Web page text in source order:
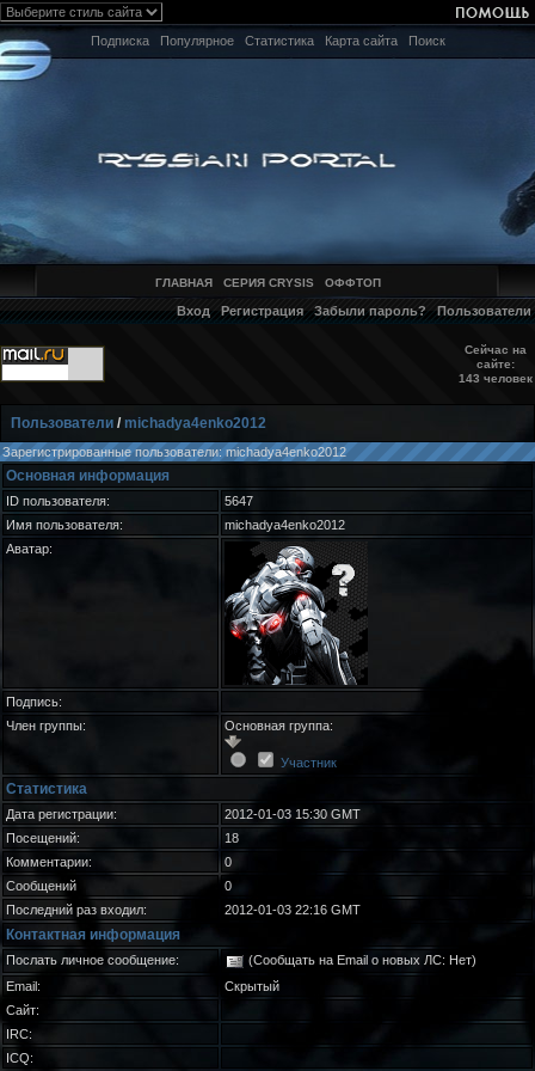
Подписка Популярное Статистика Карта сайта Поиск
ГЛАВНАЯ СЕРИЯ CRYSIS ОФФТОП
Вход Регистрация Забыли пароль? Пользователи
Сейчас на
сайте:
143 человек
Пользователи / michadya4enko2012
Зарегистрированные пользователи: michadya4enko2012
Основная информация
ID пользователя:
5647
Имя пользователя:
michadya4enko2012
Аватар:
Подпись:
Член группы:
Основная группа:
Участник
Статистика
Дата регистрации:
2012-01-03 15:30 GMT
Посещений:
18
Комментарии:
0
Сообщений
0
Последний раз входил:
2012-01-03 22:16 GMT
Контактная информация
Послать личное сообщение:
(Сообщать на Email о новых ЛС: Нет)
Email:
Скрытый
Сайт:
IRC:
ICQ: